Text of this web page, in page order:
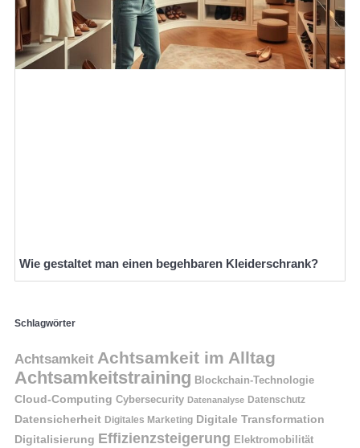
Wie gestaltet man einen begehbaren Kleiderschrank?
Schlagwörter
Achtsamkeit Achtsamkeit im Alltag
Achtsamkeitstraining Blockchain-Technologie
Cloud-Computing Cybersecurity Datenanalyse Datenschutz
Datensicherheit Digitales Marketing Digitale Transformation
Digitalisierung Effizienzsteigerung Elektromobilität